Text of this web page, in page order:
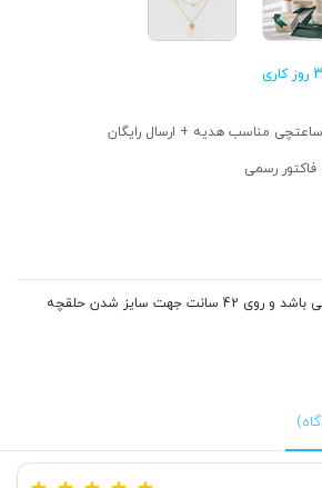
مناسب هدیه + ارسال رایگان
بلندی گردنبند 45 سانت می باشد و روی 42 سانت جهت سایز شدن حلقچه